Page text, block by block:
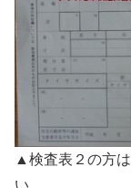
▲検査表２の方